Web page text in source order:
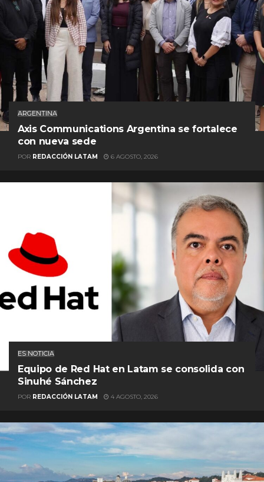
ARGENTINA
Axis Communications Argentina se fortalece
con nueva sede
POR REDACCIÓN LATAM 6 AGOSTO, 2026
ES NOTICIA
Equipo de Red Hat en Latam se consolida con
Sinuhé Sánchez
POR REDACCIÓN LATAM 4 AGOSTO, 2026